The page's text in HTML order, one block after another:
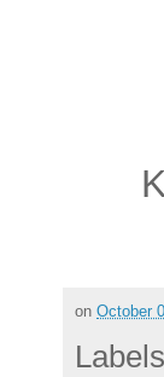
on October